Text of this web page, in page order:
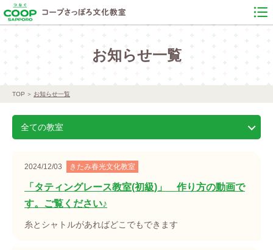
お知らせ一覧
TOP お知らせ一覧
全ての教室
2024/12/03 きたみ春光文化教室
「タティングレース教室(初級)」 作り方の動画で
す。ご覧ください♪
糸とシャトルがあればどこでもできます